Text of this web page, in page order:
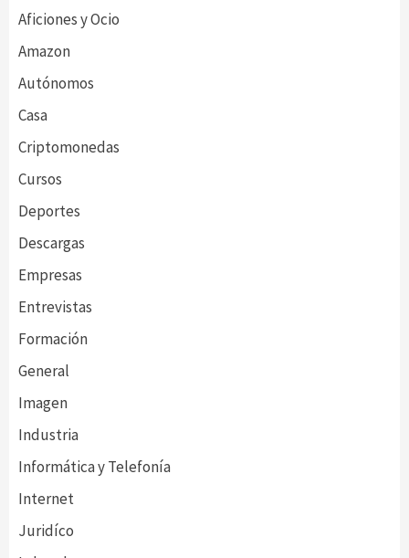
Aficiones y Ocio
Amazon
Autónomos
Casa
Criptomonedas
Cursos
Deportes
Descargas
Empresas
Entrevistas
Formación
General
Imagen
Industria
Informática y Telefonía
Internet
Juridíco